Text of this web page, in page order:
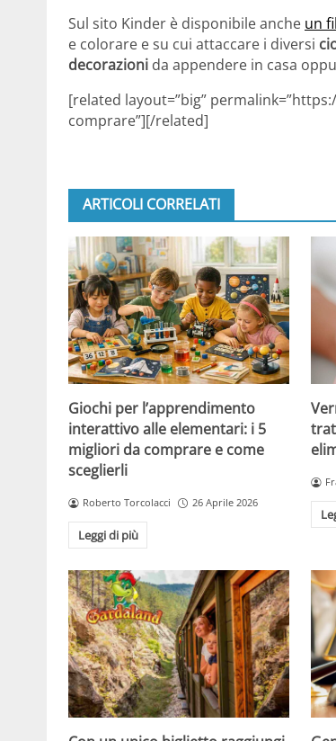
Sul sito Kinder è disponibile anche un
e colorare e su cui attaccare i diversi
decorazioni da appendere in casa
[related layout=”big”
comprare”][/related]
ARTICOLI CORRELATI
Giochi per l’apprendimento
interattivo alle elementari: i 5
migliori da comprare e come
sceglierli
Roberto Torcolacci 26 Aprile 2026
Leggi di più